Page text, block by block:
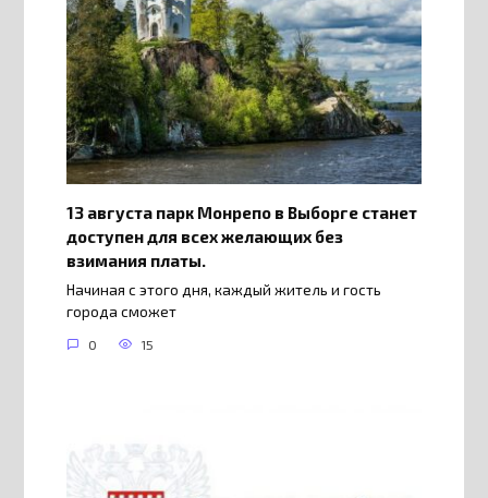
13 августа парк Монрепо в Выборге станет
доступен для всех желающих без
взимания платы.
Начиная с этого дня, каждый житель и гость
города сможет
0 15